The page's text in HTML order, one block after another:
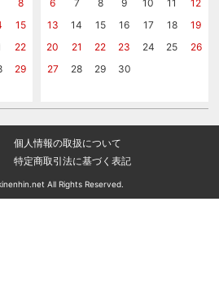
8
15
22
29
6
7 8 9 10 11
12
13
14 15 16 17 18
19
20
21 22 23 24 25
26
27
28 29 30
個人情報の取扱について
特定商取引法に基づく表記
All Rights Reserved.